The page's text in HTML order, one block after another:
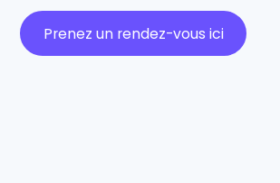
Prenez un rendez-vous ici